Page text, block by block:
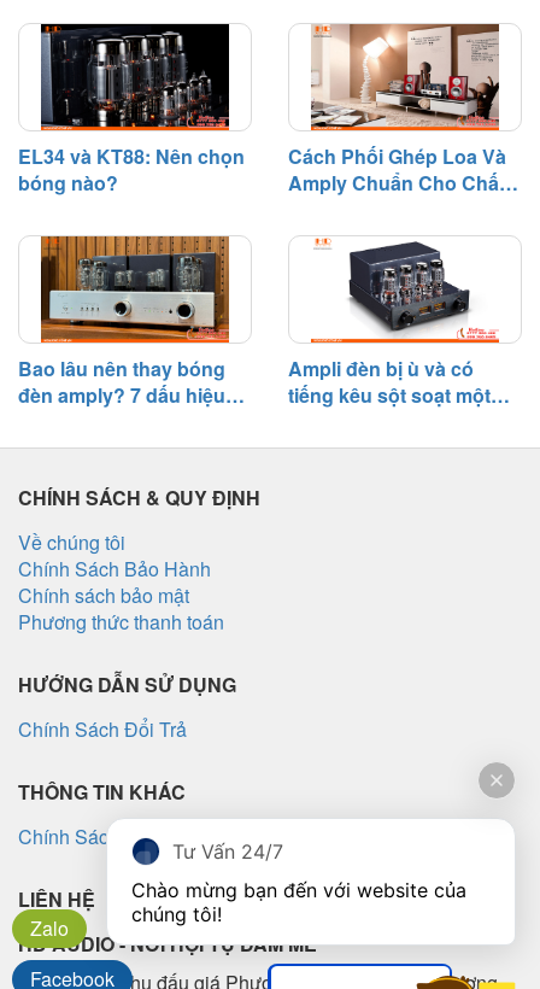
EL34 và KT88: Nên chọn
bóng nào?
Cách Phối Ghép Loa Và
Amply Chuẩn Cho Chất
Bao lâu nên thay bóng
đèn amply? 7 dấu hiệu
Ampli đèn bị ù và có
tiếng kêu sột soạt một
cách khắc phục
CHÍNH SÁCH & QUY ĐỊNH
Về chúng tôi
Chính Sách Bảo Hành
Chính sách bảo mật
Phương thức thanh toán
HƯỚNG DẪN SỬ DỤNG
Chính Sách Đổi Trả
THÔNG TIN KHÁC
Chính Sách Vận Chuyển
LIÊN HỆ
HD AUDIO - NƠI HỘI TỤ ĐAM MÊ
Lô TT5-10, Khu đấu giá Phương Canh, Phường Phương
Zalo
Facebook
Tư Vấn 24/7
Chào mừng bạn đến với website của
chúng tôi!